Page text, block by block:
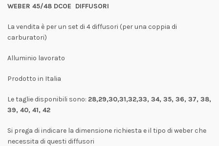
WEBER 45/48 DCOE DIFFUSORI
La vendita è per un set di 4 diffusori (per una coppia di
carburatori)
Alluminio lavorato
Prodotto in Italia
Le taglie disponibili sono: 28,29,30,31,32,33, 34, 35, 36, 37, 38,
39, 40, 41, 42
Si prega di indicare la dimensione richiesta e il tipo di weber che
necessita di questi diffusori